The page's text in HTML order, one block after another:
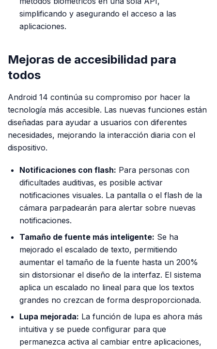
simplificando y asegurando el acceso a las
aplicaciones.
Mejoras de accesibilidad para
todos
Android 14 continúa su compromiso por hacer la
tecnología más accesible. Las nuevas funciones están
diseñadas para ayudar a usuarios con diferentes
necesidades, mejorando la interacción diaria con el
dispositivo.
Notificaciones con flash: Para personas con
dificultades auditivas, es posible activar
notificaciones visuales. La pantalla o el flash de la
cámara parpadearán para alertar sobre nuevas
notificaciones.
Tamaño de fuente más inteligente: Se ha
mejorado el escalado de texto, permitiendo
aumentar el tamaño de la fuente hasta un 200%
sin distorsionar el diseño de la interfaz. El sistema
aplica un escalado no lineal para que los textos
grandes no crezcan de forma desproporcionada.
Lupa mejorada: La función de lupa es ahora más
intuitiva y se puede configurar para que
permanezca activa al cambiar entre aplicaciones,